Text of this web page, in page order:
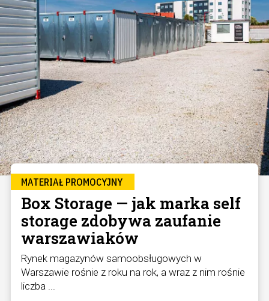
MATERIAŁ PROMOCYJNY
Box Storage — jak marka self
storage zdobywa zaufanie
warszawiaków
Rynek magazynów samoobsługowych w
Warszawie rośnie z roku na rok, a wraz z nim rośnie
liczba ...